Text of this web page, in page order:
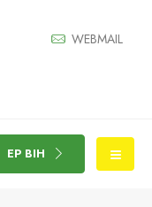
WEBMAIL
EP BIH